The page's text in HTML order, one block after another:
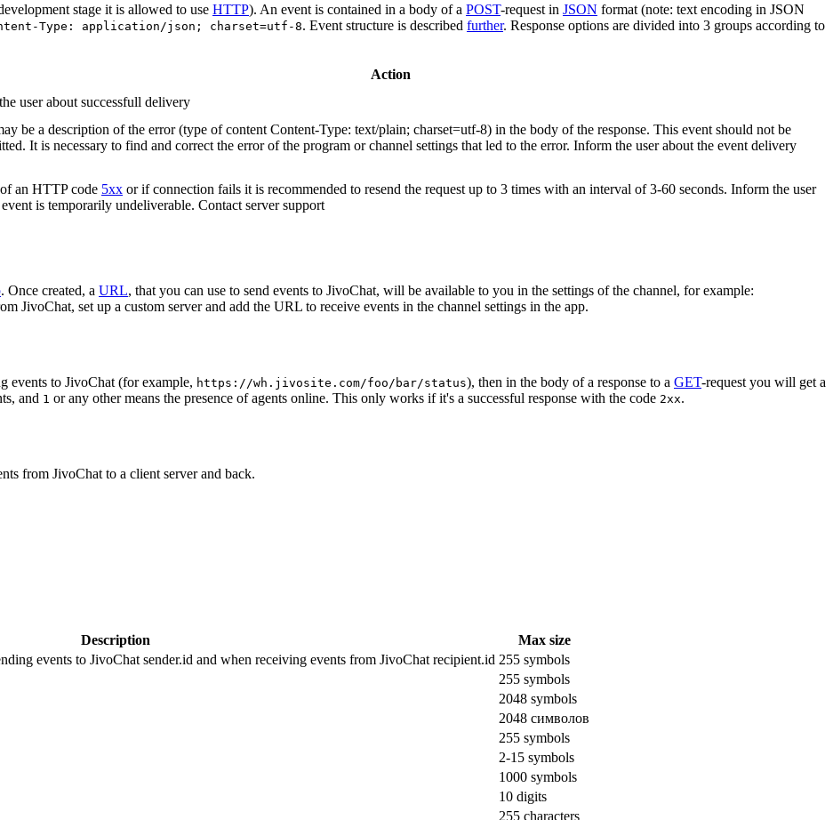
stage it is allowed to use HTTP). An event is contained in a body of a POST-request in JSON format (note: text encoding in JSON
Type: application/json; charset=utf-8. Event structure is described further. Response options are divided into 3 groups according to
Action
user about successfull delivery
be a description of the error (type of content Content-Type: text/plain; charset=utf-8) in the body of the response. This event should not be
It is necessary to find and correct the error of the program or channel settings that led to the error. Inform the user about the event delivery
an HTTP code 5xx or if connection fails it is recommended to resend the request up to 3 times with an interval of 3-60 seconds. Inform the user
is temporarily undeliverable. Contact server support
. Once created, a URL, that you can use to send events to JivoChat, will be available to you in the settings of the channel, for example:
JivoChat, set up a custom server and add the URL to receive events in the channel settings in the app.
events to JivoChat (for example, https://wh.jivosite.com/foo/bar/status), then in the body of a response to a GET-request you will get a
and 1 or any other means the presence of agents online. This only works if it's a successful response with the code 2xx.
from JivoChat to a client server and back.
Description
Max size
events to JivoChat sender.id and when receiving events from JivoChat recipient.id 255 symbols
255 symbols
2048 symbols
2048 символов
255 symbols
2-15 symbols
1000 symbols
10 digits
255 characters